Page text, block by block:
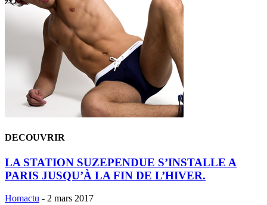
DECOUVRIR
LA STATION SUZEPENDUE S’INSTALLE A
PARIS JUSQU’À LA FIN DE L’HIVER.
Homactu - 2 mars 2017